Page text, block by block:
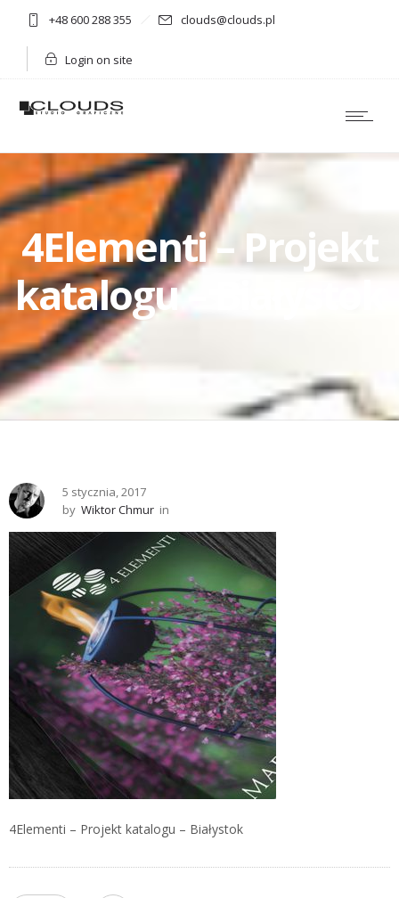
+48 600 288 355 clouds@clouds.pl
Login on site
4Elementi – Projekt
katalogu – Białystok
5 stycznia, 2017
by Wiktor Chmur in
4Elementi – Projekt katalogu – Białystok